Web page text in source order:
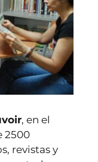
, en el
2500
revistas y